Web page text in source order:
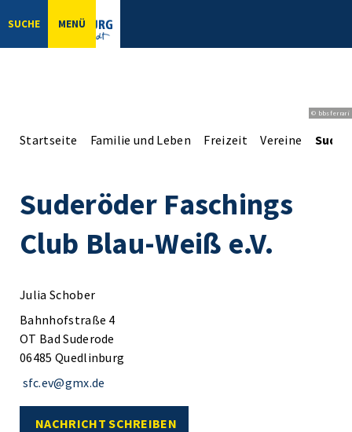
SUCHE MENÜ
© bbsferrari
Startseite Familie und Leben Freizeit Vereine
Suderöder Faschings
Club Blau-Weiß e.V.
Julia Schober
Bahnhofstraße 4
OT Bad Suderode
06485 Quedlinburg
sfc.ev@gmx.de
NACHRICHT SCHREIBEN